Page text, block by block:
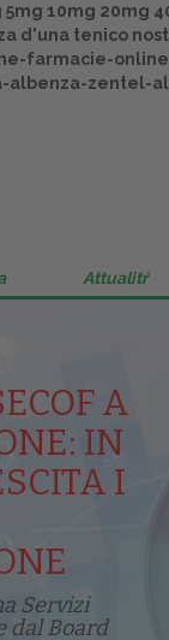
10mg
d'una tenico
farmacie-
zentel-
Attualitŕ
A
IN
I
Servizi
dal Board